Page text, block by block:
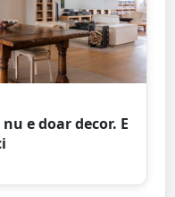
e doar decor. E